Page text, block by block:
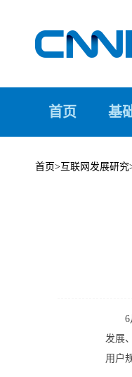
首页 基
首页>互联网发展研究
发展
用户